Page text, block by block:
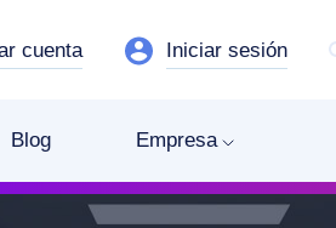
cuenta Iniciar sesión
Blog Empresa